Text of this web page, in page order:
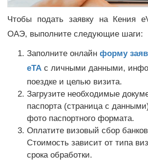
Чтобы подать заявку на Кения
ОАЭ, выполните следующие шаги:
Заполните онлайн форму
eTA с личными данными,
поездке и целью визита.
Загрузите необходимые
паспорта (страница с
фото паспортного формата.
Оплатите визовый сбор
Стоимость зависит от типа
срока обработки.